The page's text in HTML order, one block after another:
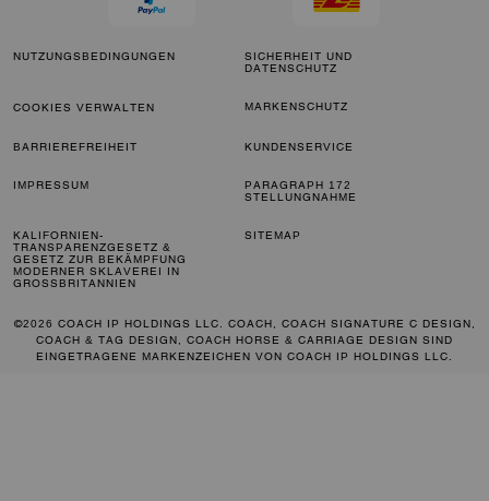
NUTZUNGSBEDINGUNGEN
SICHERHEIT UND
DATENSCHUTZ
COOKIES VERWALTEN MARKENSCHUTZ
BARRIEREFREIHEIT KUNDENSERVICE
IMPRESSUM
PARAGRAPH 172
STELLUNGNAHME
KALIFORNIEN-
TRANSPARENZGESETZ &
GESETZ ZUR BEKÄMPFUNG
MODERNER SKLAVEREI IN
GROSSBRITANNIEN
SITEMAP
©2026 COACH IP HOLDINGS LLC. COACH, COACH SIGNATURE C DESIGN,
COACH & TAG DESIGN, COACH HORSE & CARRIAGE DESIGN SIND
EINGETRAGENE MARKENZEICHEN VON COACH IP HOLDINGS LLC.